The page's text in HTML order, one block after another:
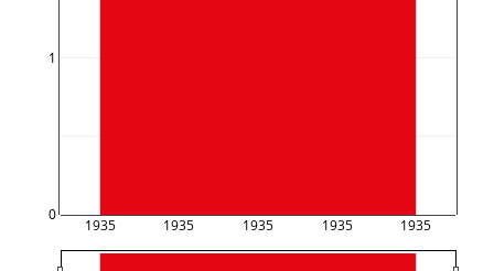
1935 1935 1935 1935 1935
0
1